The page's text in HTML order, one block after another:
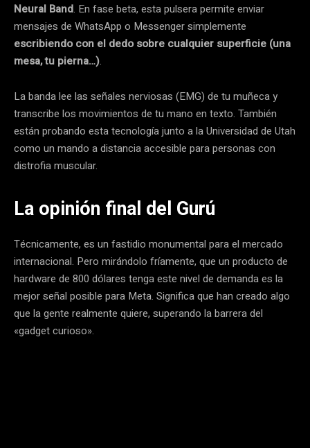
Neural Band. En fase beta, esta pulsera permite enviar
mensajes de WhatsApp o Messenger simplemente
escribiendo con el dedo sobre cualquier superficie (una
mesa, tu pierna…).
La banda lee las señales nerviosas (EMG) de tu muñeca y
transcribe los movimientos de tu mano en texto. También
están probando esta tecnología junto a la Universidad de Utah
como un mando a distancia accesible para personas con
distrofia muscular.
La opinión final del Gurú
Técnicamente, es un fastidio monumental para el mercado
internacional. Pero mirándolo fríamente, que un producto de
hardware de 800 dólares tenga este nivel de demanda es la
mejor señal posible para Meta. Significa que han creado algo
que la gente realmente quiere, superando la barrera del
«gadget curioso».